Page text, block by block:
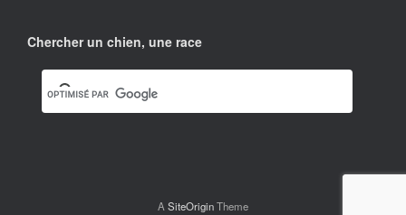
Chercher un chien, une race
A SiteOriginTheme